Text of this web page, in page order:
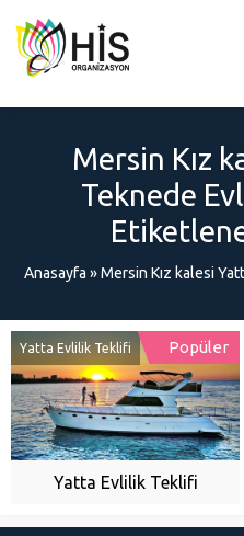
Mersin Kız
Teknede
Anasayfa »Mersin Kız kalesi
Yatta Evlilik Teklifi Popüler
Yatta Evlilik Teklifi